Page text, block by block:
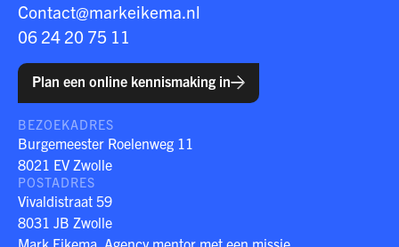
Contact@markeikema.nl
06 24 20 75 11
Plan een online kennismaking in
BEZOEKADRES
Burgemeester Roelenweg 11
8021 EV Zwolle
POSTADRES
Vivaldistraat 59
8031 JB Zwolle
Mark Eikema. Agency mentor met een missie.